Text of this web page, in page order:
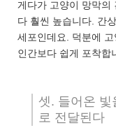
게다가 고양이 망막
다 훨씬 높습니다. 간
세포인데요. 덕분에
인간보다 쉽게 포착합
셋. 들어온 빛
로 전달된다